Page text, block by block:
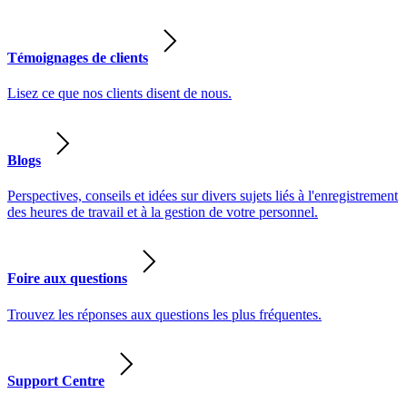
Témoignages de clients
Lisez ce que nos clients disent de nous.
Blogs
Perspectives, conseils et idées sur divers sujets liés à l'enregistrement
des heures de travail et à la gestion de votre personnel.
Foire aux questions
Trouvez les réponses aux questions les plus fréquentes.
Support Centre